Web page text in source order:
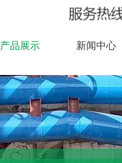
产品展示 新闻中心